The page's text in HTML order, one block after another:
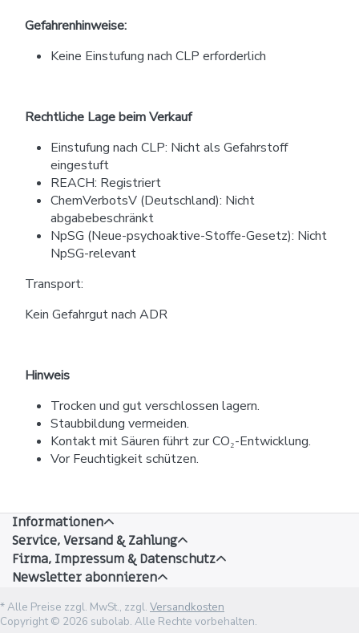
Gefahrenhinweise:
Keine Einstufung nach CLP erforderlich
Rechtliche Lage beim Verkauf
Einstufung nach CLP: Nicht als Gefahrstoff
eingestuft
REACH: Registriert
ChemVerbotsV (Deutschland): Nicht
abgabebeschränkt
NpSG (Neue-psychoaktive-Stoffe-Gesetz): Nicht
NpSG-relevant
Transport:
Kein Gefahrgut nach ADR
Hinweis
Trocken und gut verschlossen lagern.
Staubbildung vermeiden.
Kontakt mit Säuren führt zur CO₂-Entwicklung.
Vor Feuchtigkeit schützen.
Informationen
Service, Versand & Zahlung
Firma, Impressum & Datenschutz
Newsletter abonnieren
* Alle Preise zzgl. MwSt., zzgl. Versandkosten
Copyright © 2026 subolab. Alle Rechte vorbehalten.